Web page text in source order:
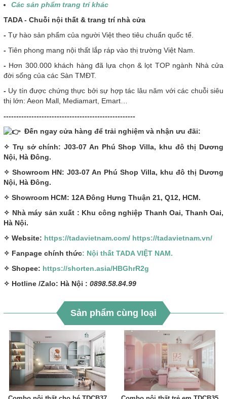
Các sản phẩm trang trí khác
TADA - Chuỗi nội thất & trang trí nhà cửa
- Tự hào sản phẩm của người Việt theo tiêu chuẩn quốc tế.
- Tiên phong mang nội thất lắp ráp vào thị trường Việt Nam.
- Hơn 300.000 khách hàng đã lựa chọn & lọt TOP ngành Nhà cửa
đời sống của các Sàn TMĐT.
- Uy tín được chứng thực bởi sự hợp tác lâu năm với các chuỗi siêu
thị lớn: Aeon Mall, Mediamart, Emart…
----------------------------------------------------
Đến ngay cửa hàng để trải nghiệm và nhận ưu đãi:
✧ Trụ sở chính: J03-07 An Phú Shop Villa, khu đô thị Dương
Nội, Hà Đông.
✧ Showroom HN: J03-07 An Phú Shop Villa, khu đô thị Dương
Nội, Hà Đông.
✧ Showroom HCM: 12A Đông Hưng Thuận 21, Q12, HCM.
✧ Nhà máy sản xuất : Khu công nghiệp Thanh Oai, Thanh Oai,
Hà Nội.
✧ Website: https://tadavietnam.com/ https://tadavietnam.vn/
✧ Fanpage chính thức: Nội thất TADA VIỆT NAM.
✧ Shopee: https://shorten.asia/HBGhrR2g
✧ Hotline /Zalo: Hà Nội : 0898.58.84.99
Sản phẩm cùng loại